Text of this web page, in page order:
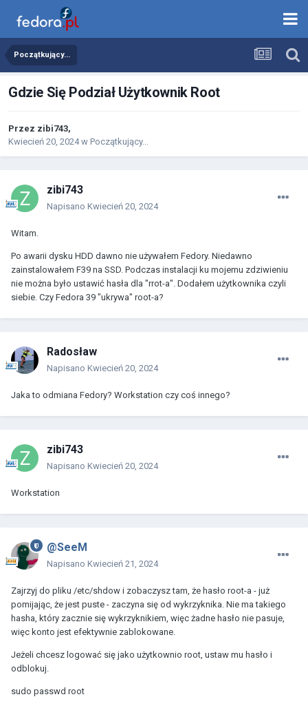
Początkujący...
Gdzie Się Podział Użytkownik Root
Przez zibi743,
Kwiecień 20, 2024w Początkujący...
zibi743
Napisano Kwiecień 20, 2024
Witam.
Po awarii dysku HDD dawno nie używałem Fedory. Niedawno
zainstalowałem F39 na SSD. Podczas instalacji ku mojemu zdziwieniu
nie można było ustawić hasła dla "rrot-a". Dodałem użytkownika czyli
siebie. Czy Fedora 39 "ukrywa" root-a?
Radosław
Napisano Kwiecień 20, 2024
Jaka to odmiana Fedory? Workstation czy coś innego?
zibi743
Napisano Kwiecień 20, 2024
Workstation
@SeeM
Napisano Kwiecień 21, 2024
Zajrzyj do pliku /etc/shdow i zobaczysz tam, że hasło root-a - już
pomijając, że jest puste - zaczyna się od wykrzyknika. Nie ma takiego
hasha, który zacznie się wykrzyknikiem, więc żadne hasło nie pasuje,
więc konto jest efektywnie zablokowane.
Jeżeli chcesz logować się jako użytkownio root, ustaw mu hasło i
odblokuj.
sudo passwd root